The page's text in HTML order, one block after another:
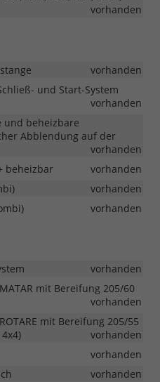
vorhanden
vorhanden
und Start-System
vorhanden
und beheizbare
Abblendung auf der
vorhanden
beheizbar
vorhanden
vorhanden
vorhanden
vorhanden
mit Bereifung 205/60
vorhanden
mit Bereifung 205/55
vorhanden
vorhanden
vorhanden